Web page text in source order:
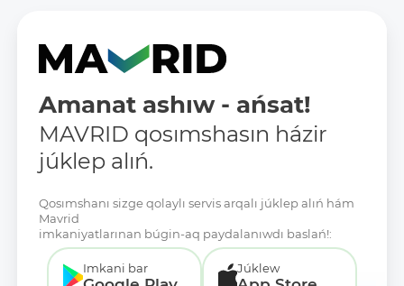
Amanat ashıw - ańsat!
MAVRID qosımshasın házir
júklep alıń.
Qosımshanı sizge qolaylı servis arqalı júklep alıń hám
Mavrid
imkaniyatlarınan búgin-aq paydalanıwdı baslań!:
Imkani bar Júklew